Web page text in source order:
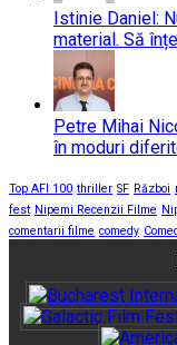
Istinie Daniel:
material. Să
Petre Mihai
în moduri
Top AFI 100 thriller SF Război
fest Nipemi Recenzii Filme
comentarii filme comedy